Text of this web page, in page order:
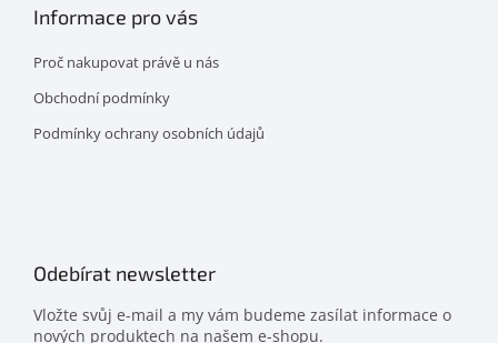
Informace pro vás
Proč nakupovat právě u nás
Obchodní podmínky
Podmínky ochrany osobních údajů
Odebírat newsletter
Vložte svůj e-mail a my vám budeme zasílat informace o
nových produktech na našem e-shopu.